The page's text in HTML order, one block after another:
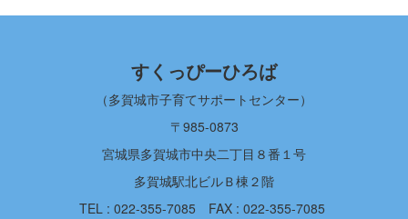
すくっぴーひろば
（多賀城市子育てサポートセンター）
〒985-0873
宮城県多賀城市中央二丁目８番１号
多賀城駅北ビルＢ棟２階
TEL : 022-355-7085
FAX : 022-355-7085